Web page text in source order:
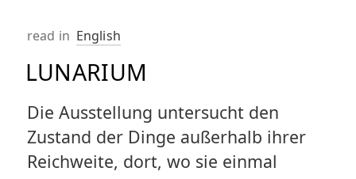
read in English
LUNARIUM
Die Ausstellung untersucht den
Zustand der Dinge außerhalb ihrer
Reichweite, dort, wo sie einmal